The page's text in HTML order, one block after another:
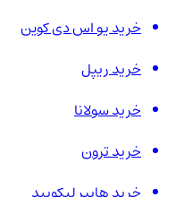
خرید یو اس دی کوین
خرید ریپل
خرید سولانا
خرید ترون